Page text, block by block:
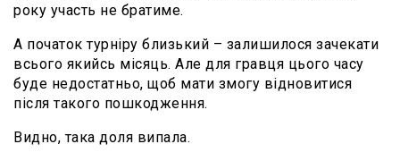
року участь не братиме.
А початок турніру близький – залишилося зачекати
всього якийсь місяць. Але для гравця цього часу
буде недостатньо, щоб мати змогу відновитися
після такого пошкодження.
Видно, така доля випала.